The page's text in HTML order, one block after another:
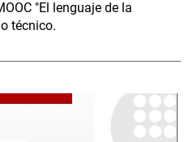
"El lenguaje de la
técnico.